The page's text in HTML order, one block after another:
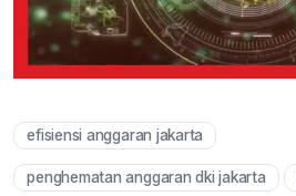
efisiensi anggaran jakarta
penghematan anggaran dki jakarta